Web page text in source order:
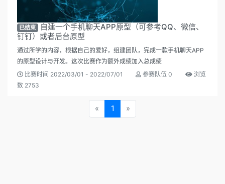
已结束 自建一个手机聊天APP原型（可参考QQ、微信、
钉钉）或者后台原型
通过所学的内容，根据自己的爱好，组建团队，完成一款手机聊天APP
的原型设计与开发。这次比赛作为额外成绩加入总成绩
比赛时间 2022/03/01 - 2022/07/01
参赛队伍 0
浏览
数 2753
« 1 »